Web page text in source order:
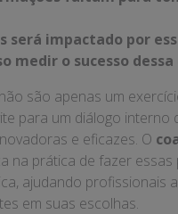
será impactado por
medir o sucesso dessa
são apenas um
para um diálogo interno
e eficazes. O
na prática de fazer essas
ajudando profissionais
em suas escolhas.